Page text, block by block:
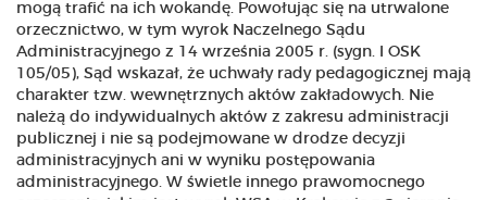
mogą trafić na ich wokandę. Powołując się na utrwalone
orzecznictwo, w tym wyrok Naczelnego Sądu
Administracyjnego z 14 września 2005 r. (sygn. I OSK
105/05), Sąd wskazał, że uchwały rady pedagogicznej mają
charakter tzw. wewnętrznych aktów zakładowych. Nie
należą do indywidualnych aktów z zakresu administracji
publicznej i nie są podejmowane w drodze decyzji
administracyjnych ani w wyniku postępowania
administracyjnego. W świetle innego prawomocnego